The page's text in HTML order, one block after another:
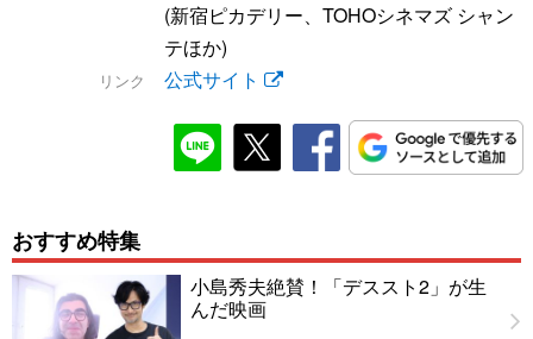
(新宿ピカデリー、TOHOシネマズ シャン
テほか)
リンク 公式サイト
おすすめ特集
小島秀夫絶賛！「デススト2」が生
んだ映画